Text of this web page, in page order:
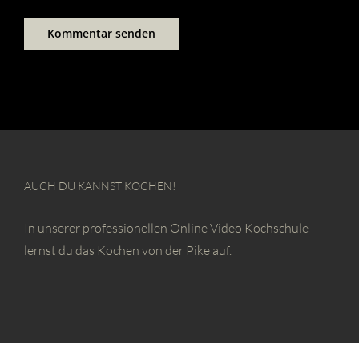
AUCH DU KANNST KOCHEN!
In unserer professionellen Online Video Kochschule
lernst du das Kochen von der Pike auf.